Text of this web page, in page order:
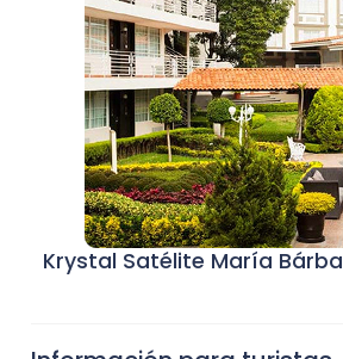
Krystal Satélite María Bárbara